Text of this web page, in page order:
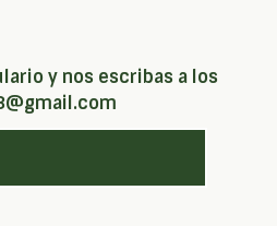
y nos escribas a los